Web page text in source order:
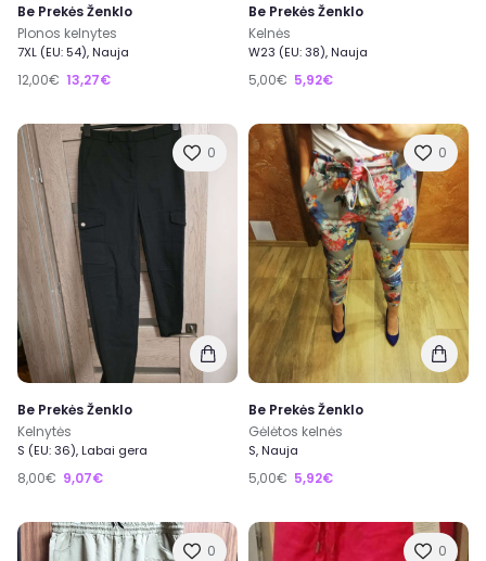
Be Prekės Ženklo
Plonos kelnytes
7XL (EU: 54), Nauja
12,00€ 13,27€
Be Prekės Ženklo
Kelnės
W23 (EU: 38), Nauja
5,00€ 5,92€
0
Be Prekės Ženklo
Kelnytės
S (EU: 36), Labai gera
8,00€ 9,07€
0
Be Prekės Ženklo
Gėlėtos kelnės
S, Nauja
5,00€ 5,92€
0 0